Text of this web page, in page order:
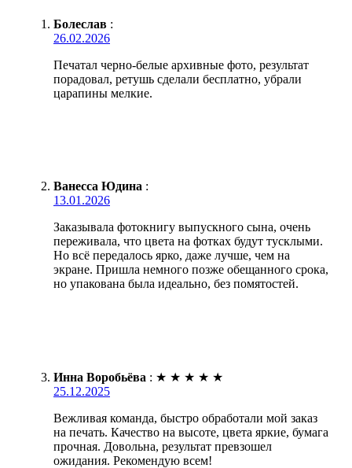
Болеслав :
26.02.2026
Печатал черно-белые архивные фото, результат
порадовал, ретушь сделали бесплатно, убрали
царапины мелкие.
Ванесса Юдина :
13.01.2026
Заказывала фотокнигу выпускного сына, очень
переживала, что цвета на фотках будут тусклыми.
Но всё передалось ярко, даже лучше, чем на
экране. Пришла немного позже обещанного срока,
но упакована была идеально, без помятостей.
Инна Воробьёва : ★ ★ ★ ★ ★
25.12.2025
Вежливая команда, быстро обработали мой заказ
на печать. Качество на высоте, цвета яркие, бумага
прочная. Довольна, результат превзошел
ожидания. Рекомендую всем!